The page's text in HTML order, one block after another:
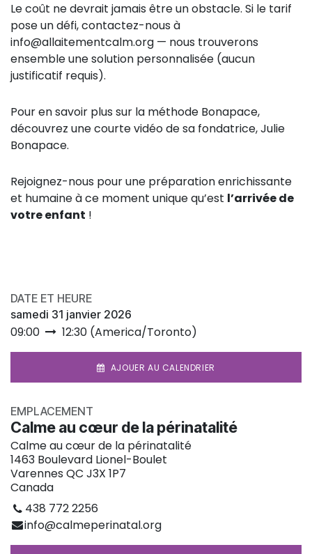
Le coût ne devrait jamais être un obstacle. Si le tarif
pose un défi, contactez-nous à
info@allaitementcalm.org — nous trouverons
ensemble une solution personnalisée (aucun
justificatif requis).
Pour en savoir plus sur la méthode Bonapace,
découvrez une courte vidéo de sa fondatrice, Julie
Bonapace.
Rejoignez-nous pour une préparation enrichissante
et humaine à ce moment unique qu’est l’arrivée de
votre enfant !
DATE ET HEURE
samedi 31 janvier 2026
09:00 12:30 (America/Toronto)
AJOUER AU CALENDRIER
EMPLACEMENT
Calme au cœur de la périnatalité
Calme au cœur de la périnatalité
1463 Boulevard Lionel-Boulet
Varennes QC J3X 1P7
Canada
438 772 2256
info@calmeperinatal.org